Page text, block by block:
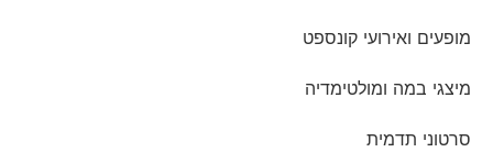
מופעים ואירועי קונספט
מיצגי במה ומולטימדיה
סרטוני תדמית